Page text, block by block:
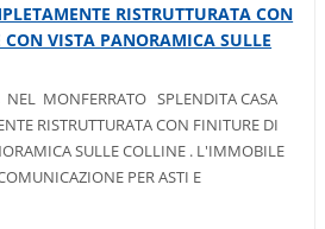
RISTRUTTURATA CON
CON VISTA PANORAMICA SULLE
MONFERRATO SPLENDITA CASA
RISTRUTTURATA CON FINITURE DI
SULLE COLLINE . L'IMMOBILE
PER ASTI E